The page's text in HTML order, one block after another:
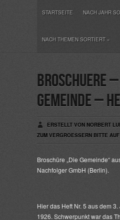
STARTSEITE NACH JAHR
NACH THEMEN SORTIERT»
Broschuere
Gemeinde –
ERSTELLT VON NORBERT
ZUM VERGROESSERN BITTE
Broschüre „Die Gemeinde“
Nachfolger GmbH (Berlin).
Hier das Heft Nr. 5 aus dem
1926. Schwerpunkt war das